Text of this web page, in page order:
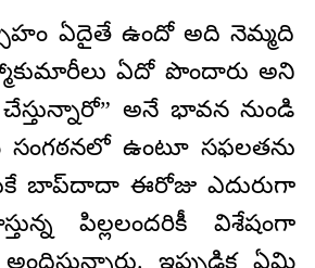
ఏదైతే ఉందో అది నెమ్మది
ఏదో పొందారు అని
అనే భావన నుండి
సంగఠనలో ఉంటూ సఫలతను
బాప్‌దాదా ఈరోజు ఎదురుగా
పిల్లలందరికీ విశేషంగా
ఇప్పుడిక ఏమి